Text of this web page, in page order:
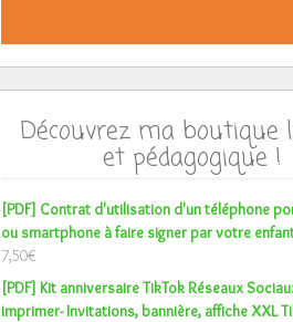
Découvrez ma boutique
et pédagogique !
[PDF] Contrat d'utilisation d'un téléphone
ou smartphone à faire signer par votre
7,50€
[PDF] Kit anniversaire TikTok Réseaux
imprimer- Invitations, bannière, affiche XXL